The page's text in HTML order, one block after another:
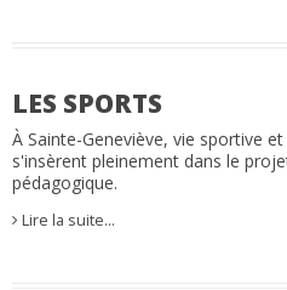
LES SPORTS
À Sainte-Geneviève, vie sportive et
s'insèrent pleinement dans le
pédagogique.
Lire la suite…